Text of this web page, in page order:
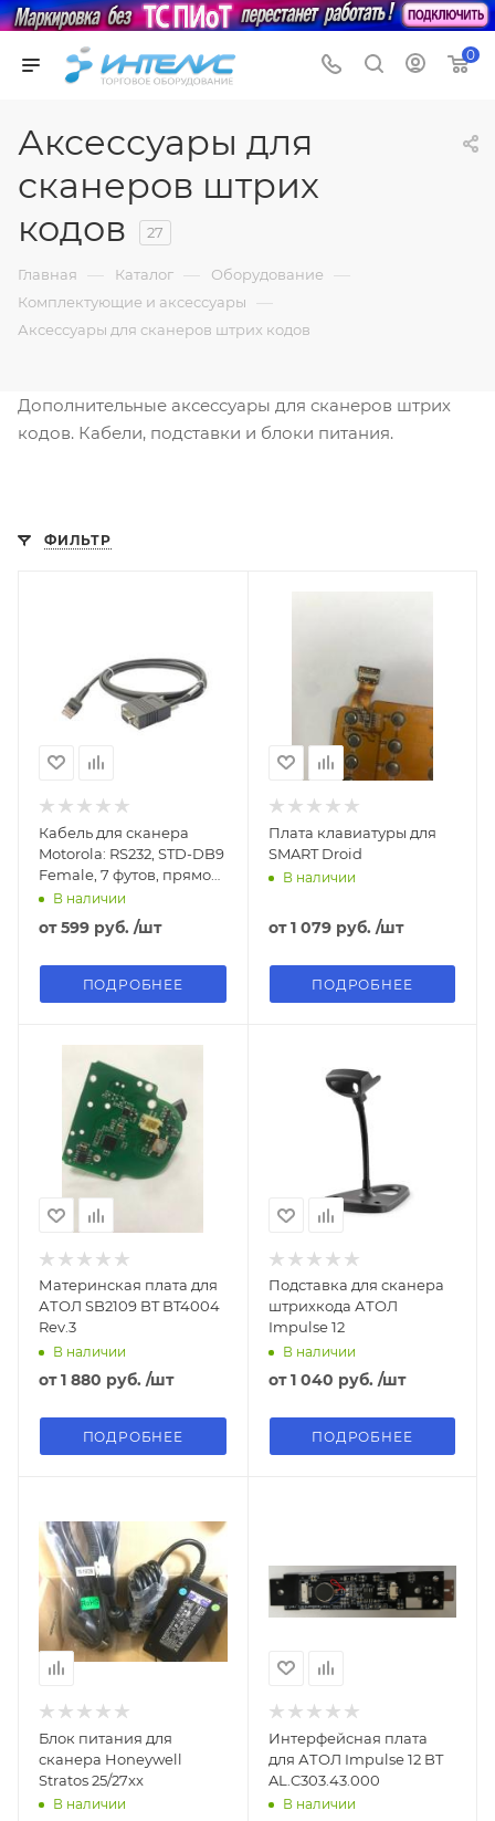
0
Аксессуары для
сканеров штрих
кодов
27
Главная — Каталог — Оборудование —
Комплектующие и аксессуары —
Аксессуары для сканеров штрих кодов
Дополнительные аксессуары для сканеров штрих
кодов. Кабели, подставки и блоки питания.
ФИЛЬТР
Кабель для сканера
Motorola: RS232, STD-DB9
Female, 7 футов, прямой,
CBA-R01-S07PAR
В наличии
от599 руб. /шт
ПОДРОБНЕЕ
Плата клавиатуры для
SMART Droid
В наличии
от1 079 руб. /шт
ПОДРОБНЕЕ
Материнская плата для
АТОЛ SB2109 BT BT4004
Rev.3
В наличии
от1 880 руб. /шт
ПОДРОБНЕЕ
Подставка для сканера
штрихкода АТОЛ
Impulse 12
В наличии
от1 040 руб. /шт
ПОДРОБНЕЕ
Блок питания для
сканера Honeywell
Stratos 25/27xx
В наличии
Интерфейсная плата
для АТОЛ Impulse 12 BT
AL.C303.43.000
В наличии